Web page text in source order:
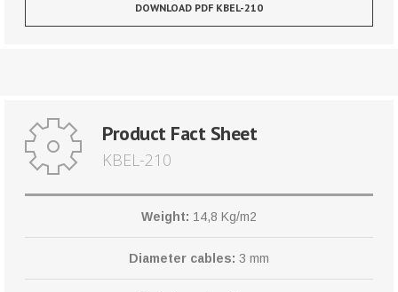
DOWNLOAD PDF KBEL-210
Product Fact Sheet
KBEL-210
Weight: 14,8 Kg/m2
Diameter cables: 3 mm